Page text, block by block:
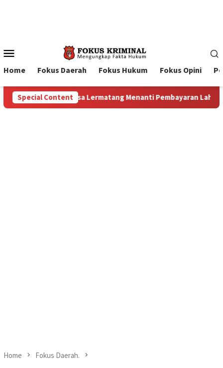
Menu
Home Fokus Daerah Fokus Hukum Fokus Opini
Special Content
Lahan: Antara Dugaan Konspirasi dan Bayang-Bayang
Home Fokus Daerah.